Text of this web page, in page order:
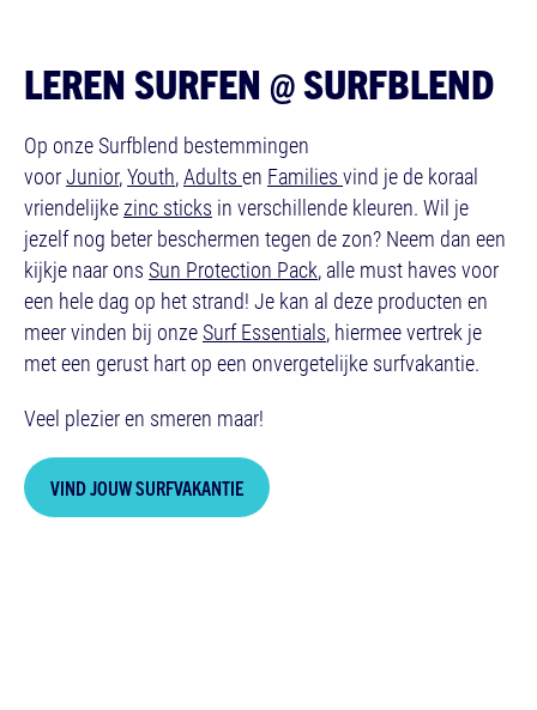
LEREN SURFEN @ SURFBLEND
Op onze Surfblend bestemmingen
voorJunior,Youth,Adults en Families vind je de koraal
vriendelijkezinc sticks in verschillende kleuren. Wil je
jezelf nog beter beschermen tegen de zon? Neem dan een
kijkje naar ons Sun Protection Pack, alle must haves voor
een hele dag op het strand! Je kan al deze producten en
meer vinden bij onzeSurf Essentials, hiermee vertrek je
met een gerust hart op een onvergetelijke surfvakantie.
Veel plezier en smeren maar!
VIND JOUW SURFVAKANTIE